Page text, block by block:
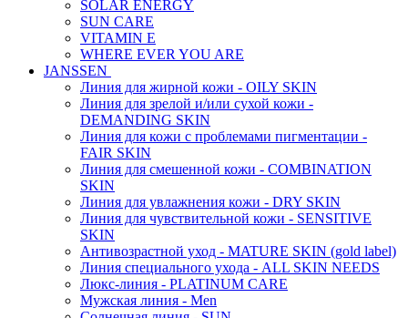
SOLAR ENERGY
SUN CARE
VITAMIN E
WHERE EVER YOU ARE
JANSSEN
Линия для жирной кожи - OILY SKIN
Линия для зрелой и/или сухой кожи -
DEMANDING SKIN
Линия для кожи с проблемами пигментации -
FAIR SKIN
Линия для смешенной кожи - COMBINATION
SKIN
Линия для увлажнения кожи - DRY SKIN
Линия для чувствительной кожи - SENSITIVE
SKIN
Антивозрастной уход - MATURE SKIN (gold label)
Линия специального ухода - ALL SKIN NEEDS
Люкс-линия - PLATINUM CARE
Мужская линия - Men